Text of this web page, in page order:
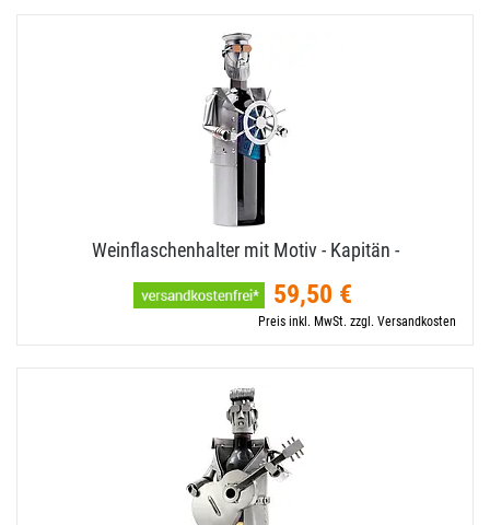
Weinflaschenhalter mit Motiv - Kapitän -
59,50 €
Preis inkl. MwSt. zzgl. Versandkosten